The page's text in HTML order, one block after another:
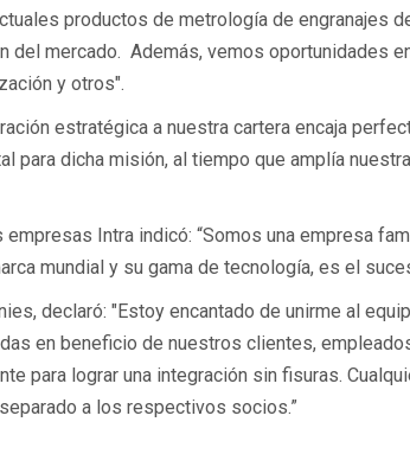
productos de metrología de engranajes
del mercado. Además, vemos
y otros".
estratégica a nuestra cartera encaja
para dicha misión, al tiempo que amplía
Intra indicó: “Somos una empresa
mundial y su gama de tecnología, es el
declaró: "Estoy encantado de unirme al
en beneficio de nuestros clientes,
para lograr una integración sin fisuras.
a los respectivos socios.”